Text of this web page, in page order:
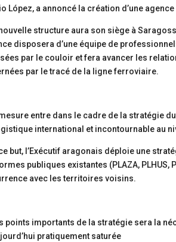
López, a annoncé la création d’une
structure aura son siège à
disposera d’une équipe de
par le couloir et fera avancer les
par le tracé de la ligne ferroviaire.
entre dans le cadre de la stratégie
international et incontournable au
but, l’Exécutif aragonais déploie une
publiques existantes (PLAZA, PLHUS,
avec les territoires voisins.
points importants de la stratégie sera la
pratiquement saturée